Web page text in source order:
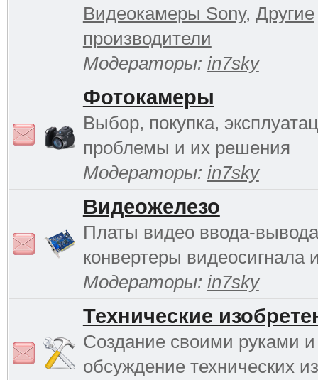
Видеокамеры Sony, Другие
производители
Модераторы: in7sky
Фотокамеры
Выбор, покупка,
проблемы и их решения
Модераторы: in7sky
Видеожелезо
Платы видео ввода-
конвертеры видеосигнала
Модераторы: in7sky
Технические
Создание своими руками и
обсуждение технических